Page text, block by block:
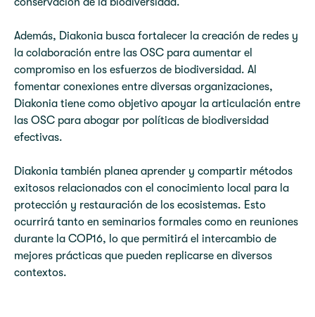
Además, Diakonia busca fortalecer la creación de redes y
la colaboración entre las OSC para aumentar el
compromiso en los esfuerzos de biodiversidad. Al
fomentar conexiones entre diversas organizaciones,
Diakonia tiene como objetivo apoyar la articulación entre
las OSC para abogar por políticas de biodiversidad
efectivas.
Diakonia también planea aprender y compartir métodos
exitosos relacionados con el conocimiento local para la
protección y restauración de los ecosistemas. Esto
ocurrirá tanto en seminarios formales como en reuniones
durante la COP16, lo que permitirá el intercambio de
mejores prácticas que pueden replicarse en diversos
contextos.